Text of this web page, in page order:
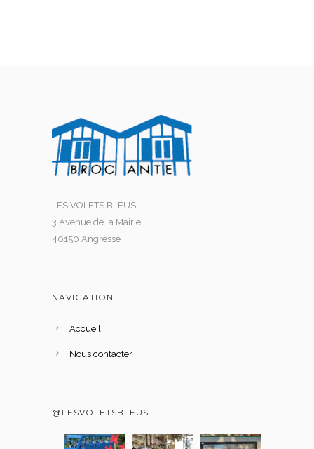
LES VOLETS BLEUS
3 Avenue de la Mairie
40150 Angresse
NAVIGATION
Accueil
Nous contacter
@LESVOLETSBLEUS